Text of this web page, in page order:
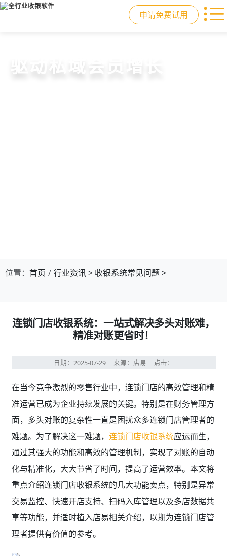
申请免费试用
门店收银，就用店易
重塑门店运营体验
驱动私域会员增长
快速拓展生意边界
位置： 首页 行业资讯> 收银系统常见问题>
连锁门店收银系统：一站式解决多头对账难，
精准对账更省时！
日期：2025-07-29 来源：店易 点击：
在当今竞争激烈的零售行业中，连锁门店的高效管理和精
准运营已成为企业持续发展的关键。特别是在财务管理方
面，多头对账的复杂性一直是困扰众多连锁门店管理者的
难题。为了解决这一难题， 连锁门店收银系统应运而生，
通过其强大的功能和高效的管理机制，实现了对账的自动
化与精准化，大大节省了时间，提高了运营效率。本文将
重点介绍连锁门店收银系统的几大功能卖点，特别是异常
交易监控、快速开店支持、扫码入库管理以及多店数据共
享等功能，并适时植入店易相关介绍，以期为连锁门店管
理者提供有价值的参考。